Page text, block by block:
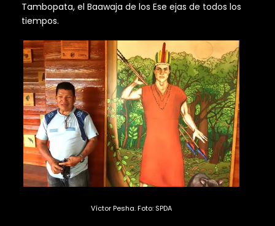
Tambopata, el Baawaja de los Ese ejas de todos los
tiempos.
Víctor Pesha. Foto: SPDA